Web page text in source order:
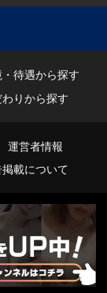
待遇から探す
わりから探す
運営者情報
掲載について